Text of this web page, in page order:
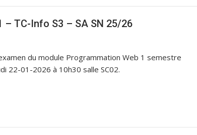
– TC-Info S3 – SA SN 25/26
du module Programmation Web 1 semestre
22-01-2026 à 10h30 salle SC02.